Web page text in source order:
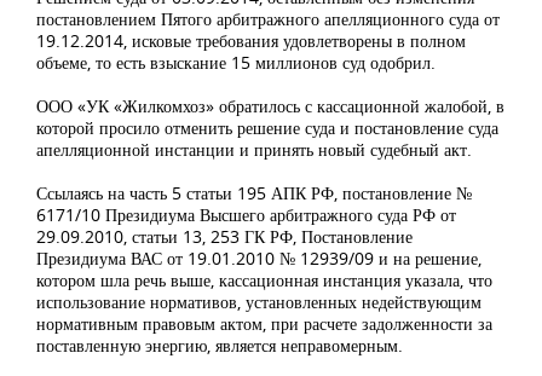
постановлением Пятого арбитражного апелляционного суда от
19.12.2014, исковые требования удовлетворены в полном
объеме, то есть взыскание 15 миллионов суд одобрил.
ООО «УК «Жилкомхоз» обратилось с кассационной жалобой, в
которой просило отменить решение суда и постановление суда
апелляционной инстанции и принять новый судебный акт.
Ссылаясь на часть 5 статьи 195 АПК РФ, постановление №
6171/10 Президиума Высшего арбитражного суда РФ от
29.09.2010, статьи 13, 253 ГК РФ, Постановление
Президиума ВАС от 19.01.2010 № 12939/09 и на решение,
котором шла речь выше, кассационная инстанция указала, что
использование нормативов, установленных недействующим
нормативным правовым актом, при расчете задолженности за
поставленную энергию, является неправомерным.